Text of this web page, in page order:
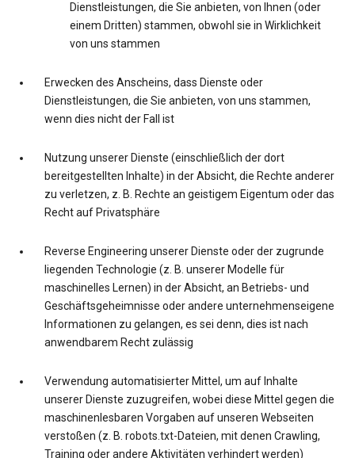
Dienstleistungen, die Sie anbieten, von Ihnen (oder
einem Dritten) stammen, obwohl sie in Wirklichkeit
von uns stammen
Erwecken des Anscheins, dass Dienste oder
Dienstleistungen, die Sie anbieten, von uns stammen,
wenn dies nicht der Fall ist
Nutzung unserer Dienste (einschließlich der dort
bereitgestellten Inhalte) in der Absicht, die Rechte anderer
zu verletzen, z. B. Rechte an geistigem Eigentum oder das
Recht auf Privatsphäre
Reverse Engineering unserer Dienste oder der zugrunde
liegenden Technologie (z. B. unserer Modelle für
maschinelles Lernen) in der Absicht, an Betriebs- und
Geschäftsgeheimnisse oder andere unternehmenseigene
Informationen zu gelangen, es sei denn, dies ist nach
anwendbarem Recht zulässig
Verwendung automatisierter Mittel, um auf Inhalte
unserer Dienste zuzugreifen, wobei diese Mittel gegen die
maschinenlesbaren Vorgaben auf unseren Webseiten
verstoßen (z. B. robots.txt-Dateien, mit denen Crawling,
Training oder andere Aktivitäten verhindert werden)